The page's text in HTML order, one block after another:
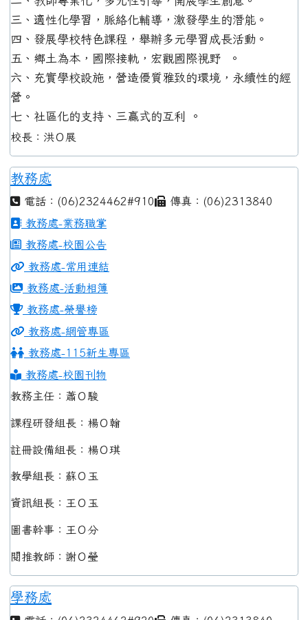
三、適性化學習，脈絡化輔導，激發學生的潛能。
四、發展學校特色課程，舉辦多元學習成長活動。
五、鄉土為本，國際接軌，宏觀國際視野 。
六、充實學校設施，營造優質雅致的環境，永續性的經
營。
七、社區化的支持、三贏式的互利 。
校長：洪Ｏ展
教務處
電話：(06)2324462#910
傳真：(06)2313840
教務處-業務職掌
教務處-校園公告
教務處-常用連結
教務處-活動相簿
教務處-榮譽榜
教務處-網管專區
教務處-115新生專區
教務處-校園刊物
教務主任：蕭Ｏ駿
課程研發組長：楊Ｏ翰
註冊設備組長：楊Ｏ琪
教學組長：蘇Ｏ玉
資訊組長：王Ｏ玉
圖書幹事：王Ｏ分
閱推教師：謝Ｏ瑩
學務處